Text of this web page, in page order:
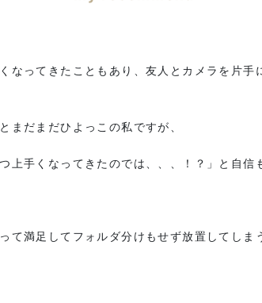
なってきたこともあり、友人とカメラを片手
まだまだひよっこの私ですが、
上手くなってきたのでは、、、！？」と自信
て満足してフォルダ分けもせず放置してしま